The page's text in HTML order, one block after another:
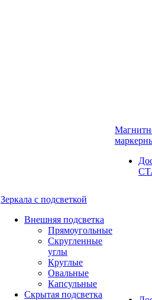
Зеркала с подсветкой
Внешняя подсветка
Прямоугольные
Скругленные
углы
Круглые
Овальные
Капсульные
Скрытая подсветка